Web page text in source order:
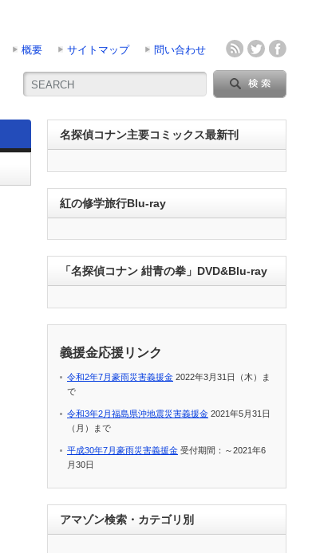
概要 サイトマップ 問い合わせ
名探偵コナン主要コミックス最新刊
紅の修学旅行Blu-ray
「名探偵コナン 紺青の拳」DVD&Blu-ray
義援金応援リンク
令和2年7月豪雨災害義援金 2022年3月31日（木）ま
で
令和3年2月福島県沖地震災害義援金 2021年5月31日
（月）まで
平成30年7月豪雨災害義援金 受付期間：～2021年6
月30日
アマゾン検索・カテゴリ別